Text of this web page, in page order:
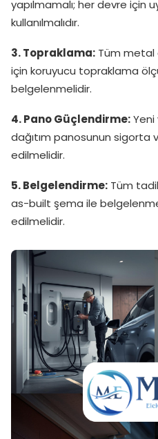
yapılmamalı; her devre için
kullanılmalıdır.
3. Topraklama: Tüm metal
için koruyucu topraklama
belgelenmelidir.
4. Pano Güçlendirme:
dağıtım panosunun sigorta
edilmelidir.
5. Belgelendirme: Tüm
as-built şema ile
edilmelidir.